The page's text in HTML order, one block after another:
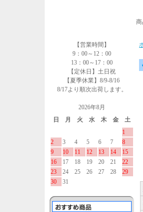
【営業時間】
9：00～12：00
13：00～17：00
【定休日】土日祝
【夏季休業】8/9-8/16
8/17より順次出荷します。
2026年8月
日
月 火 水 木 金
土
1
2
3 4 5 6 7
8
9
10 11 12 13 14
15
16
17 18 19 20 21
22
23
24 25 26 27 28
29
30
31